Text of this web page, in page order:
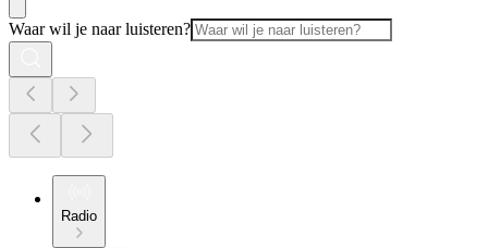
Waar wil je naar luisteren?
Radio